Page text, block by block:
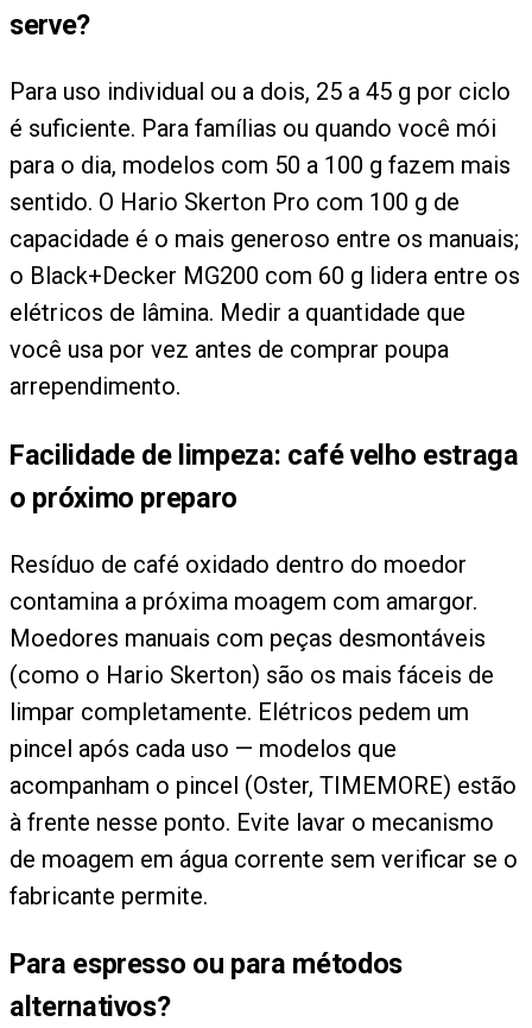
serve?
Para uso individual ou a dois, 25 a 45 g por ciclo
é suficiente. Para famílias ou quando você mói
para o dia, modelos com 50 a 100 g fazem mais
sentido. O Hario Skerton Pro com 100 g de
capacidade é o mais generoso entre os manuais;
o Black+Decker MG200 com 60 g lidera entre os
elétricos de lâmina. Medir a quantidade que
você usa por vez antes de comprar poupa
arrependimento.
Facilidade de limpeza: café velho estraga
o próximo preparo
Resíduo de café oxidado dentro do moedor
contamina a próxima moagem com amargor.
Moedores manuais com peças desmontáveis
(como o Hario Skerton) são os mais fáceis de
limpar completamente. Elétricos pedem um
pincel após cada uso — modelos que
acompanham o pincel (Oster, TIMEMORE) estão
à frente nesse ponto. Evite lavar o mecanismo
de moagem em água corrente sem verificar se o
fabricante permite.
Para espresso ou para métodos
alternativos?